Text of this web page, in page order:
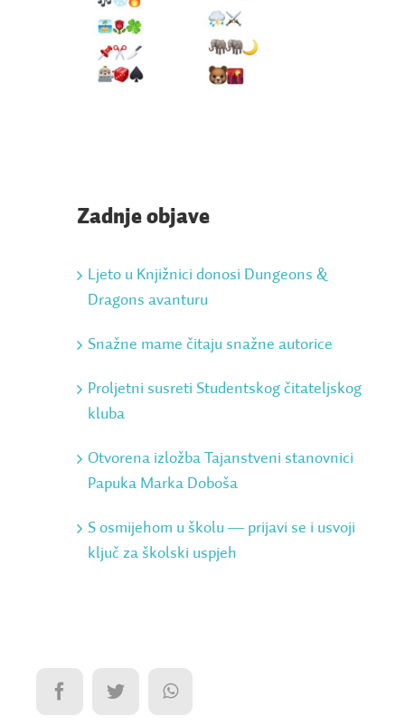
Zadnje objave
Ljeto u Knjižnici donosi Dungeons &
Dragons avanturu
Snažne mame čitaju snažne autorice
Proljetni susreti Studentskog čitateljskog
kluba
Otvorena izložba Tajanstveni stanovnici
Papuka Marka Doboša
S osmijehom u školu ― prijavi se i usvoji
ključ za školski uspjeh